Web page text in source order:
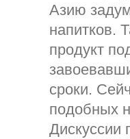
Азию
напитков.
продукт
сроки.
подобных
Дискуссии